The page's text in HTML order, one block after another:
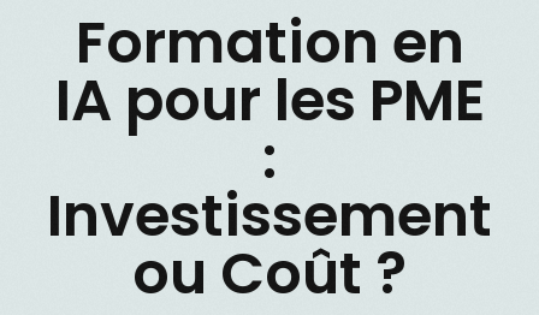
Formation en
IA pour les PME
:
Investissement
ou Coût ?